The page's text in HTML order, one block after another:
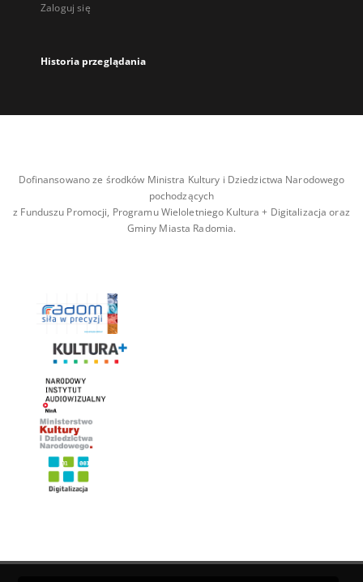
Zaloguj się
Historia przeglądania
Dofinansowano ze środków Ministra Kultury i Dziedzictwa Narodowego
pochodzących
z Funduszu Promocji, Programu Wieloletniego Kultura + Digitalizacja oraz
Gminy Miasta Radomia.